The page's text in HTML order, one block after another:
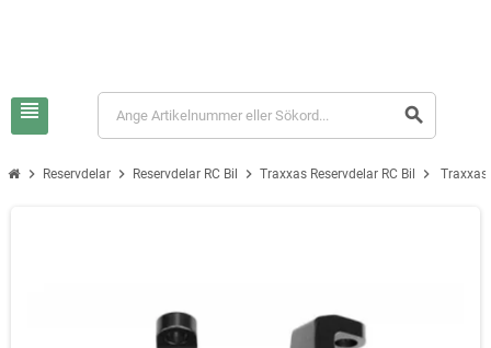
view_headline search
chevron_right Reservdelar chevron_right Reservdelar RC Bil chevron_right Traxxas Reservdelar RC Bil chevron_right